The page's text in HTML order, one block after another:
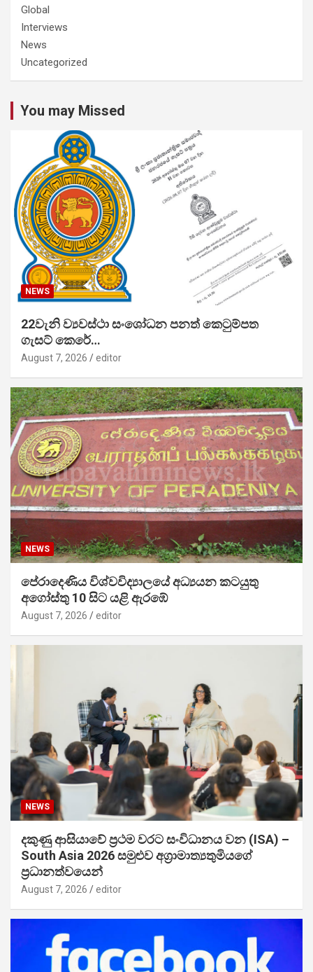
Global
Interviews
News
Uncategorized
You may Missed
NEWS
22වැනි ව්‍යවස්ථා සංශෝධන පනත් කෙටුම්පත
ගැසට් කෙරේ…
August 7, 2026 editor
NEWS
පේරාදෙණිය විශ්වවිද්‍යාලයේ අධ්‍යයන කටයුතු
අගෝස්තු 10 සිට යළි ඇරඹේ
August 7, 2026 editor
NEWS
දකුණු ආසියාවේ ප්‍රථම වරට සංවිධානය වන (ISA) –
South Asia 2026 සමුළුව අග්‍රාමාත්‍යතුමියගේ
ප්‍රධානත්වයෙන්
August 7, 2026 editor